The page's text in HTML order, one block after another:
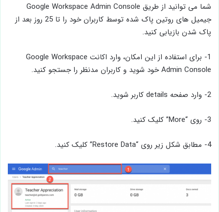
شما می توانید از طریق Google Workspace Admin Console
جیمیل های روتین پاک شده توسط کاربران خود را تا 25 روز بعد از
پاک شدن بازیابی کنید.
1- برای استفاده از این امکان، وارد اکانت Google Workspace
Admin Console خود شوید و کاربران مدنظر را جستجو کنید.
2- وارد صفحه details کاربر شوید.
3- روی “More” کلیک کنید.
4- مطابق شکل زیر روی “Restore Data” کلیک کنید.